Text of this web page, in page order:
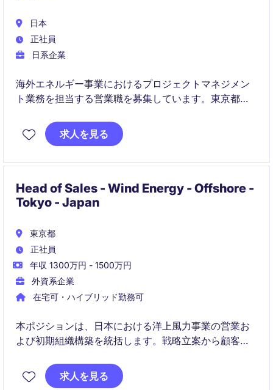
日本
正社員
日系企業
海外エネルギー事業におけるプロジェクトマネジメン
ト業務を担当する営業職を募集しています。東京都を
求人を見る
Head of Sales - Wind Energy - Offshore -
Tokyo - Japan
東京都
正社員
年収 1300万円 - 1500万円
外資系企業
在宅可・ハイブリッド勤務可
本ポジションは、日本における洋上風力事業の営業お
よび初期組織構築を統括します。戦略立案から顧客対
いただきます。求人を見る